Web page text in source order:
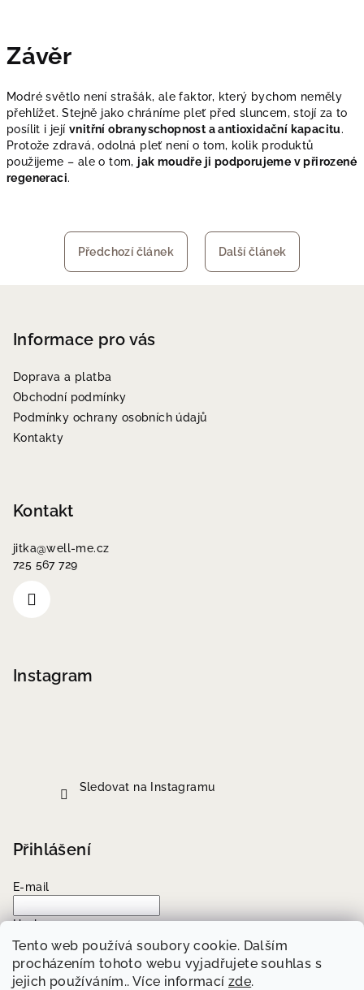
Tento web používá soubory cookie. Dalším
procházením tohoto webu vyjadřujete souhlas s
jejich používáním.. Více informací zde.
Závěr
Modré světlo není strašák, ale faktor, který bychom neměly
přehlížet. Stejně jako chráníme pleť před sluncem, stojí za to
posílit i její vnitřní obranyschopnost a antioxidační kapacitu.
Protože zdravá, odolná pleť není o tom, kolik produktů
použijeme – ale o tom, jak moudře ji podporujeme v přirozené
regeneraci.
Předchozí článek Další článek
Informace pro vás
Doprava a platba
Obchodní podmínky
Podmínky ochrany osobních údajů
Kontakty
Kontakt
jitka@well-me.cz
725 567 729
Instagram
Sledovat na Instagramu
Přihlášení
E-mail
Heslo
Přihlásit se